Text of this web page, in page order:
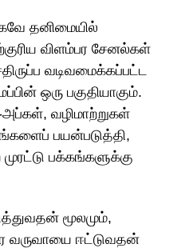
தனிமையில்
விளம்பர சேனல்கள்
வடிவமைக்கப்பட்ட
ஒரு பகுதியாகும்.
வழிமாற்றுகள்
பயன்படுத்தி,
பக்கங்களுக்கு
மூலமும்,
வருவாயை ஈட்டுவதன்